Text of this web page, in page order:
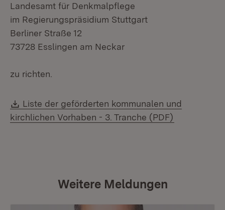
Landesamt für Denkmalpflege
im Regierungspräsidium Stuttgart
Berliner Straße 12
73728 Esslingen am Neckar
zu richten.
Download:
Liste der geförderten kommunalen und
kirchlichen Vorhaben - 3. Tranche (PDF)
Weitere Meldungen